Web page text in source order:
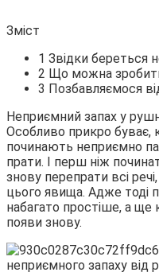
Зміст
1 Звідки береться
2 Що можна
3 Позбавляємося
Неприємний запах у
Особливо прикро буває,
починають неприємно
прати. І перш ніж
знову перепрати всі
цього явища. Адже тоді
набагато простіше, а
появи знову.